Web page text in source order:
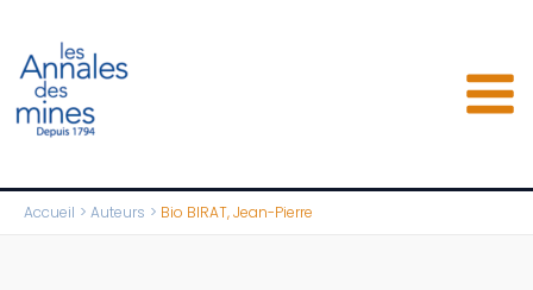
contenu
Accueil Auteurs Bio BIRAT, Jean-Pierre